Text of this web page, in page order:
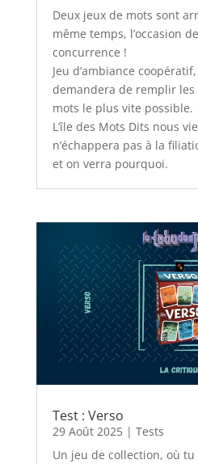
Deux jeux de mots sont
même temps, l’occasion
concurrence !
Jeu d’ambiance
demandera de remplir les
mots le plus vite possible.
L’île des Mots Dits nous
n’échappera pas à la
et on verra pourquoi.
Test : Verso
29 Août 2025| Tests
Un jeu de collection, où